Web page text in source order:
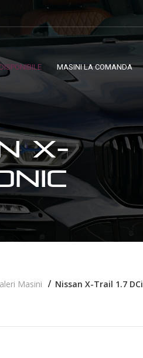
MASINI LA COMANDA
X-
Masini
Nissan X-Trail 1.7 DCi